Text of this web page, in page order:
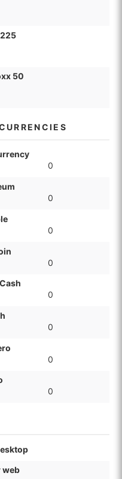
50
0
0
0
0
0
0
0
0
web